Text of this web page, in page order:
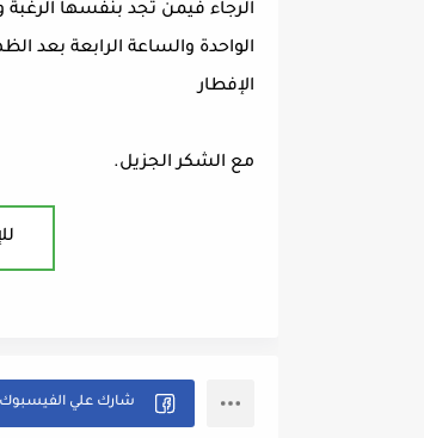
الرجاء فيمن تجد بنفسها الرغبة
الواحدة والساعة الرابعة بعد
الإفطار
مع الشكر الجزيل.